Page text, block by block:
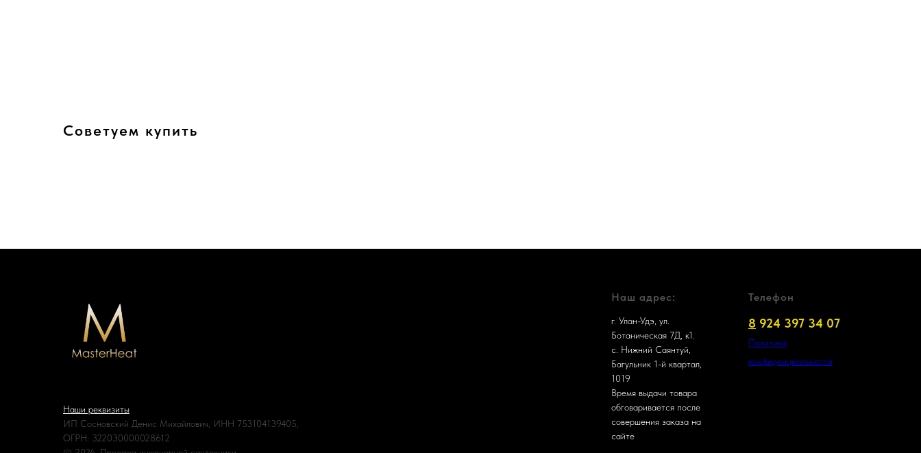
Советуем купить
Наши реквизиты
ИП Сосновский Денис Михайлович, ИНН 753104139405,
ОГРН: 322030000028612
Наш адрес:
г. Улан-Удэ, ул.
Ботаническая 7Д, к1.
с. Нижний Саянтуй,
Багульник 1-й квартал,
1019
Время выдачи товара
обговаривается после
совершения заказа на
сайте
Телефон
8 924 397 34 07
Политика
конфиденциальности